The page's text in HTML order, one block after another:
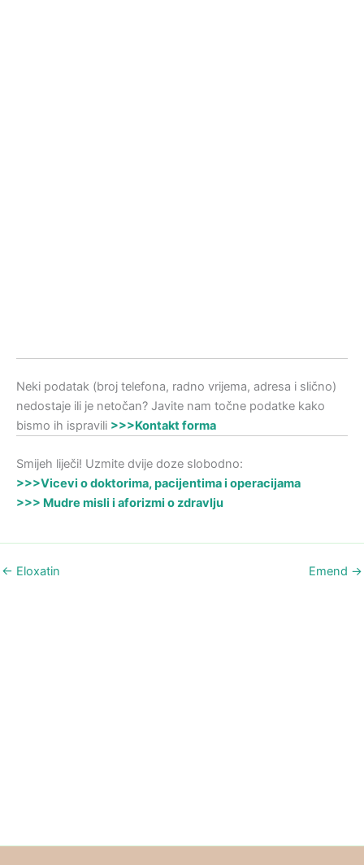
Neki podatak (broj telefona, radno vrijema, adresa i slično)
nedostaje ili je netočan? Javite nam točne podatke kako
bismo ih ispravili >>>Kontakt forma
Smijeh liječi! Uzmite dvije doze slobodno:
>>>Vicevi o doktorima, pacijentima i operacijama
>>> Mudre misli i aforizmi o zdravlju
← Eloxatin Emend →